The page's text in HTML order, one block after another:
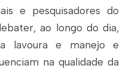
e pesquisadores do
ao longo do dia,
lavoura e manejo e
na qualidade da